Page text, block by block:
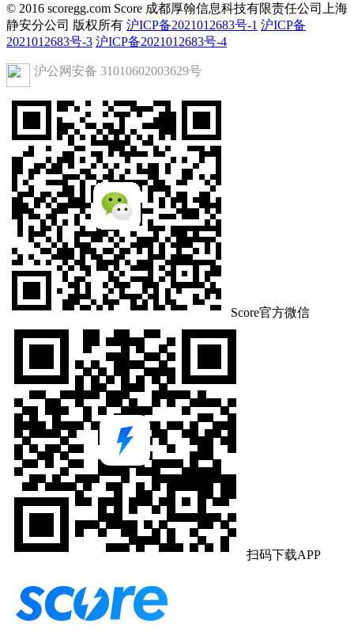
© 2016 scoregg.com Score 成都厚翰信息科技有限责任公司上海
静安分公司 版权所有 沪ICP备2021012683号-1 沪ICP备
2021012683号-3 沪ICP备2021012683号-4
沪公网安备 31010602003629号
Score官方微信
扫码下载APP